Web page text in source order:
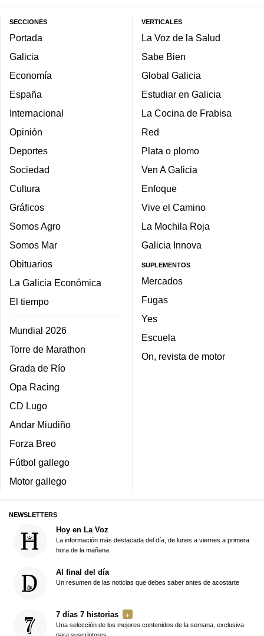
SECCIONES
Portada
Galicia
Economía
España
Internacional
Opinión
Deportes
Sociedad
Cultura
Gráficos
Somos Agro
Somos Mar
Obituarios
La Galicia Económica
El tiempo
Mundial 2026
Torre de Marathon
Grada de Río
Opa Racing
CD Lugo
Andar Miudiño
Forza Breo
Fútbol gallego
Motor gallego
VERTICALES
La Voz de la Salud
Sabe Bien
Global Galicia
Estudiar en Galicia
La Cocina de Frabisa
Red
Plata o plomo
Ven A Galicia
Enfoque
Vive el Camino
La Mochila Roja
Galicia Innova
SUPLEMENTOS
Mercados
Fugas
Yes
Escuela
On, revista de motor
NEWSLETTERS
Hoy en La Voz
La información más destacada del día, de lunes a viernes a primera
hora de la mañana
Al final del día
Un resumen de las noticias que debes saber antes de acostarte
7 días 7 historias
Una selección de los mejores contenidos de la semana, exclusiva